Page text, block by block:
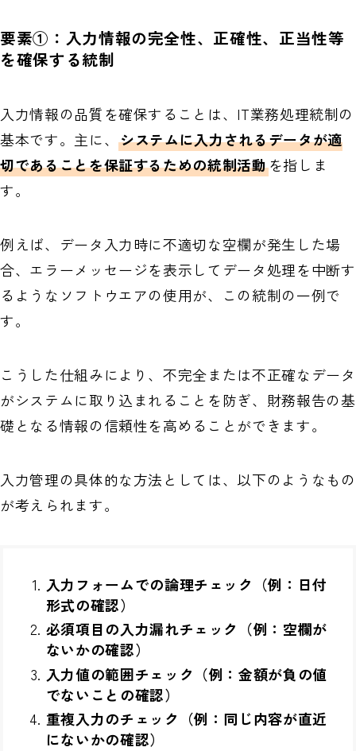
要素①：入力情報の完全性、正確性、正当性等
を確保する統制
入力情報の品質を確保することは、IT業務処理統制の
基本です。主に、システムに入力されるデータが適
切であることを保証するための統制活動を指しま
す。
例えば、データ入力時に不適切な空欄が発生した場
合、エラーメッセージを表示してデータ処理を中断す
るようなソフトウエアの使用が、この統制の一例で
す。
こうした仕組みにより、不完全または不正確なデータ
がシステムに取り込まれることを防ぎ、財務報告の基
礎となる情報の信頼性を高めることができます。
入力管理の具体的な方法としては、以下のようなもの
が考えられます。
入力フォームでの論理チェック（例：日付
形式の確認）
必須項目の入力漏れチェック（例：空欄が
ないかの確認）
入力値の範囲チェック（例：金額が負の値
でないことの確認）
重複入力のチェック（例：同じ内容が直近
にないかの確認）